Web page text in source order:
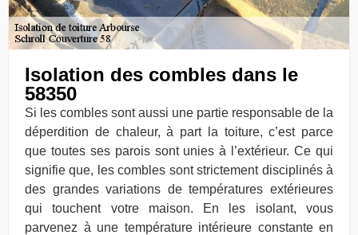
Isolation des combles dans le
58350
Si les combles sont aussi une partie responsable de la
déperdition de chaleur, à part la toiture, c’est parce
que toutes ses parois sont unies à l’extérieur. Ce qui
signifie que, les combles sont strictement disciplinés à
des grandes variations de températures extérieures
qui touchent votre maison. En les isolant, vous
parvenez à une température intérieure constante en